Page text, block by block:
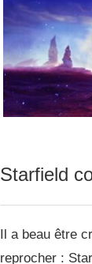
Starfield
Il a beau être
reprocher :